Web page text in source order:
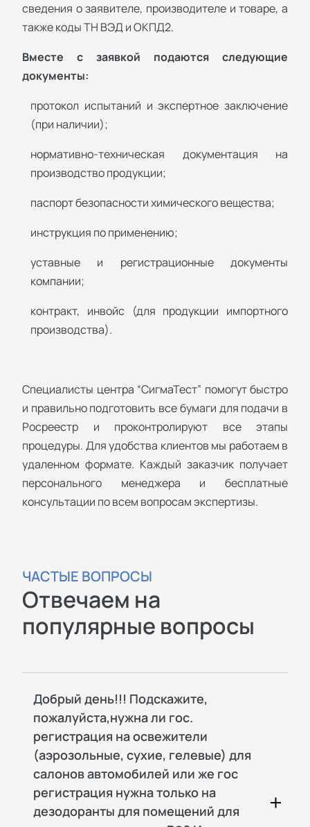
сведения о заявителе, производителе и товаре, а
также коды ТН ВЭД и ОКПД2.
Вместе с заявкой подаются следующие
документы:
протокол испытаний и экспертное заключение
(при наличии);
нормативно-техническая документация на
производство продукции;
паспорт безопасности химического вещества;
инструкция по применению;
уставные и регистрационные документы
компании;
контракт, инвойс (для продукции импортного
производства).
Специалисты центра “СигмаТест” помогут быстро
и правильно подготовить все бумаги для подачи в
Росреестр и проконтролируют все этапы
процедуры. Для удобства клиентов мы работаем в
удаленном формате. Каждый заказчик получает
персонального менеджера и бесплатные
консультации по всем вопросам экспертизы.
ЧАСТЫЕ ВОПРОСЫ
Отвечаем на
популярные вопросы
Добрый день!!! Подскажите,
пожалуйста,нужна ли гос.
регистрация на освежители
(аэрозольные, сухие, гелевые) для
салонов автомобилей или же гос
регистрация нужна только на
дезодоранты для помещений для